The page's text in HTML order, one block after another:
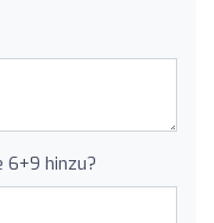
6+9 hinzu?